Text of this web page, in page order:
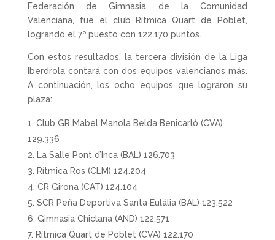
Federación de Gimnasia de la Comunidad
Valenciana, fue el club Rítmica Quart de Poblet,
logrando el 7º puesto con 122.170 puntos.
Con estos resultados, la tercera división de la Liga
Iberdrola contará con dos equipos valencianos más.
A continuación, los ocho equipos que lograron su
plaza:
Club GR Mabel Manola Belda Benicarló (CVA)
129.336
La Salle Pont d’Inca (BAL) 126.703
Rítmica Ros (CLM) 124.204
CR Girona (CAT) 124.104
SCR Peña Deportiva Santa Eulália (BAL) 123.522
Gimnasia Chiclana (AND) 122.571
Rítmica Quart de Poblet (CVA) 122.170